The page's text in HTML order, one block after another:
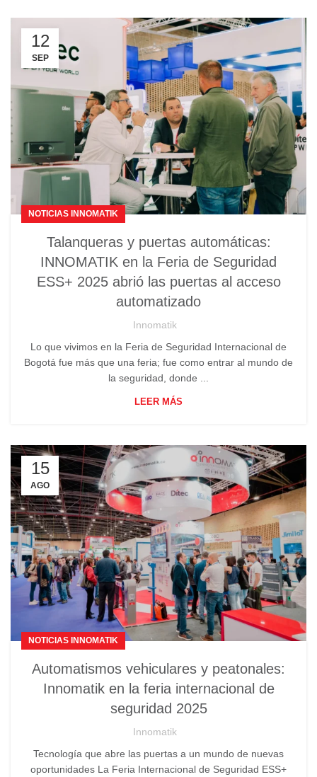
12
SEP
NOTICIAS INNOMATIK
Talanqueras y puertas automáticas:
INNOMATIK en la Feria de Seguridad
ESS+ 2025 abrió las puertas al acceso
automatizado
Innomatik
Lo que vivimos en la Feria de Seguridad Internacional de
Bogotá fue más que una feria; fue como entrar al mundo de
la seguridad, donde ...
LEER MÁS
15
AGO
NOTICIAS INNOMATIK
Automatismos vehiculares y peatonales:
Innomatik en la feria internacional de
seguridad 2025
Innomatik
Tecnología que abre las puertas a un mundo de nuevas
oportunidades La Feria Internacional de Seguridad ESS+